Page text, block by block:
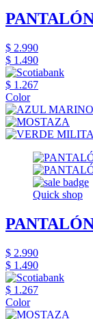
$ 2.990
$ 1.490
$ 1.267
Color
Quick shop
$ 2.990
$ 1.490
$ 1.267
Color